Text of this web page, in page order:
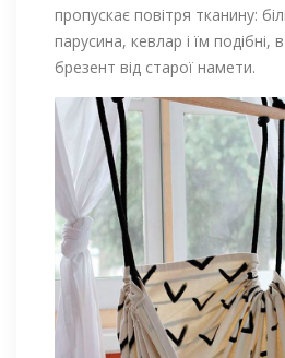
пропускає повітря тканину:
парусина, кевлар і їм подібні,
брезент від старої намети.